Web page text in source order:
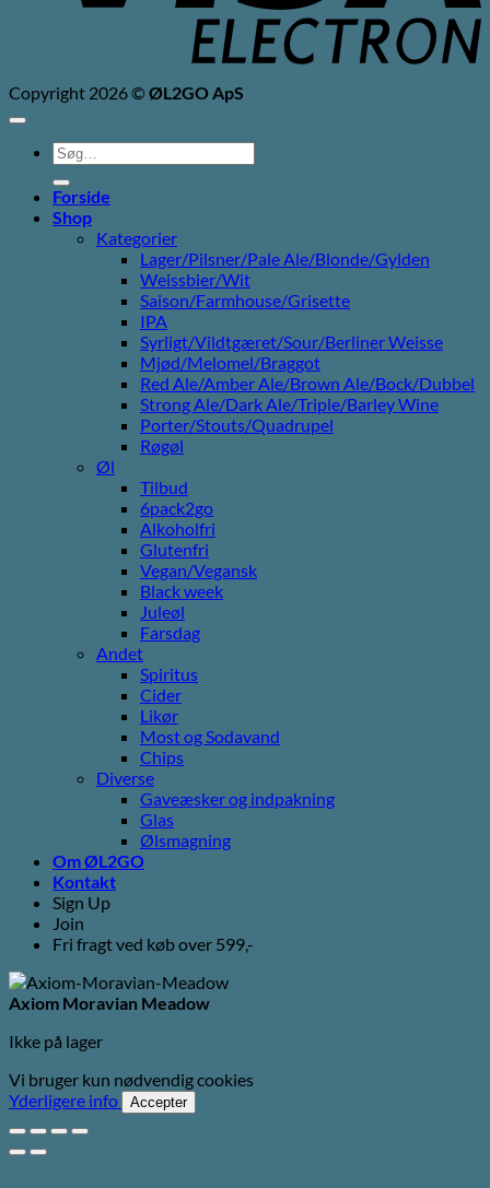
Copyright 2026 ©ØL2GO ApS
Søg
efter:
Forside
Shop
Kategorier
Lager/Pilsner/Pale Ale/Blonde/Gylden
Weissbier/Wit
Saison/Farmhouse/Grisette
IPA
Syrligt/Vildtgæret/Sour/Berliner Weisse
Mjød/Melomel/Braggot
Red Ale/Amber Ale/Brown Ale/Bock/Dubbel
Strong Ale/Dark Ale/Triple/Barley Wine
Porter/Stouts/Quadrupel
Røgøl
Øl
Tilbud
6pack2go
Alkoholfri
Glutenfri
Vegan/Vegansk
Black week
Juleøl
Farsdag
Andet
Spiritus
Cider
Likør
Most og Sodavand
Chips
Diverse
Gaveæsker og indpakning
Glas
Ølsmagning
Om ØL2GO
Kontakt
Sign Up
Join
Fri fragt ved køb over 599,-
Axiom Moravian Meadow
Ikke på lager
Vi bruger kun nødvendig cookies
Yderligere info
Accepter